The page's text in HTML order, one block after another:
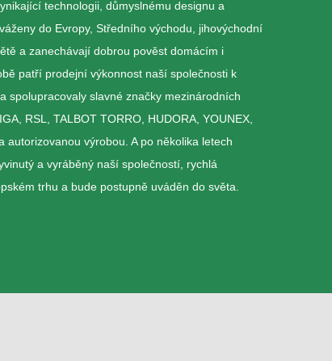
technologii, důmyslnému designu a
do Evropy, Středního východu, jihovýchodní
a zanechávají dobrou pověst domácím i
patří prodejní výkonnost naší společnosti k
spolupracovaly slavné značky mezinárodních
RSL, TALBOT TORRO, HUDORA, YOUNEX,
autorizovanou výrobou. A po několika letech
a vyráběný naší společností, rychlá
trhu a bude postupně uváděn do světa.